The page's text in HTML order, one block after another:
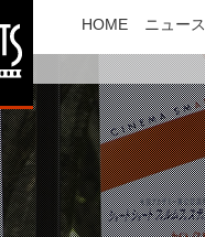
HOME ニュース